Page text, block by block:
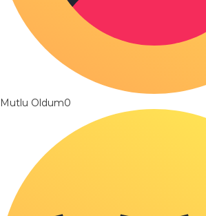
Mutlu Oldum0